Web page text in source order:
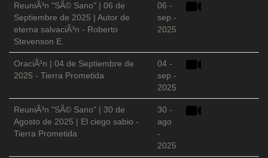
ReuniÃ³n "SÃ© Sano" | 06 de
Septiembre de 2025 | Autor de
eterna salvaciÃ³n - Roberto
Stevenson E.
06 -
sep -
2025
OraciÃ³n | 04 de Septiembre de
2025 - Tierra Prometida
04 -
sep -
2025
ReuniÃ³n "SÃ© Sano" | 30 de
Agosto de 2025 | El ciego sabio -
Tierra Prometida
30 -
ago
-
2025